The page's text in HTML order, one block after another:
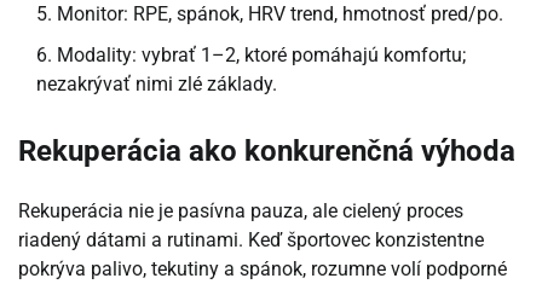
Monitor: RPE, spánok, HRV trend, hmotnosť pred/po.
Modality: vybrať 1–2, ktoré pomáhajú komfortu;
nezakrývať nimi zlé základy.
Rekuperácia ako konkurenčná výhoda
Rekuperácia nie je pasívna pauza, ale cielený proces
riadený dátami a rutinami. Keď športovec konzistentne
pokrýva palivo, tekutiny a spánok, rozumne volí podporné